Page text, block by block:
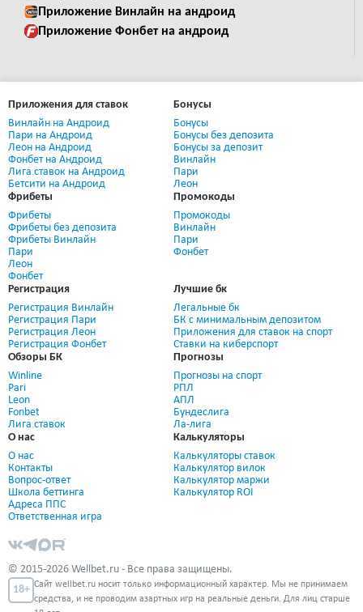
Приложение Винлайн на андроид
Приложение Фонбет на андроид
Приложения для ставок
Винлайн на Андроид
Пари на Андроид
Леон на Андроид
Фонбет на Андроид
Лига ставок на Андроид
Бетсити на Андроид
Бонусы
Бонусы
Бонусы без депозита
Бонусы за депозит
Винлайн
Пари
Леон
Фрибеты
Фрибеты
Фрибеты без депозита
Фрибеты Винлайн
Пари
Леон
Фонбет
Промокоды
Промокоды
Винлайн
Пари
Фонбет
Регистрация
Регистрация Винлайн
Регистрация Пари
Регистрация Леон
Регистрация Фонбет
Лучшие бк
Легальные бк
БК с минимальным депозитом
Приложения для ставок на спорт
Ставки на киберспорт
Обзоры БК
Winline
Pari
Leon
Fonbet
Лига ставок
Прогнозы
Прогнозы на спорт
РПЛ
АПЛ
Бундеслига
Ла-лига
О нас
О нас
Контакты
Вопрос-ответ
Школа беттинга
Адреса ППС
Ответственная игра
Калькуляторы
Калькуляторы ставок
Калькулятор вилок
Калькулятор маржи
Калькулятор ROI
© 2015-2026 Wellbet.ru - Все права защищены.
18+ Сайт wellbet.ru носит только информационный характер. Мы не принимаем
средства, и не проводим азартных игр на реальные деньги. Для лиц старше